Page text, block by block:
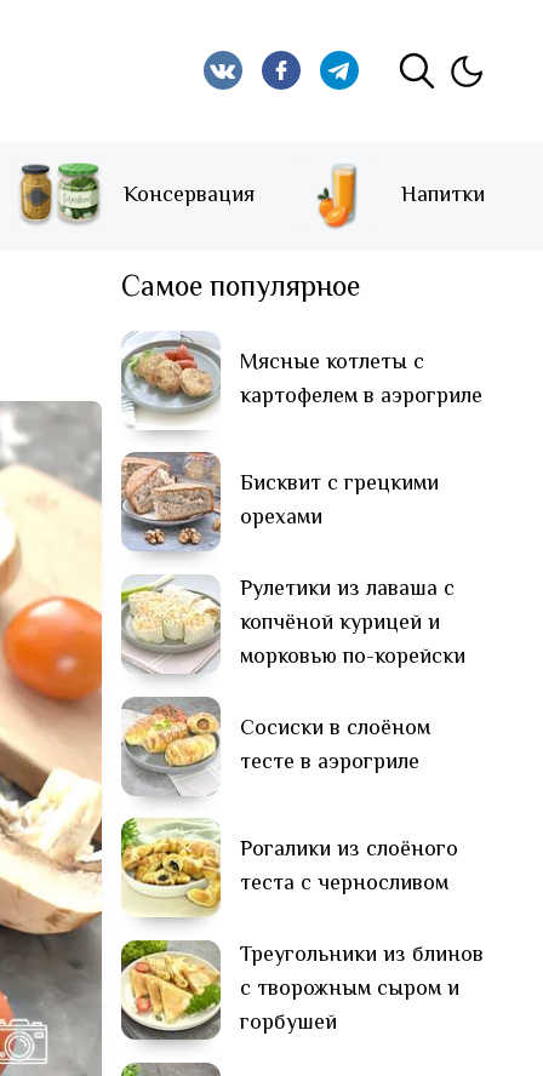
Консервация Напитки
Самое популярное
Мясные котлеты с
картофелем в аэрогриле
Бисквит с грецкими
орехами
Рулетики из лаваша с
копчёной курицей и
морковью по-корейски
Сосиски в слоёном
тесте в аэрогриле
Рогалики из слоёного
теста с черносливом
Треугольники из блинов
с творожным сыром и
горбушей